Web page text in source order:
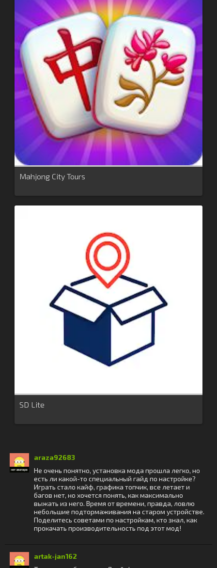
Mahjong City Tours
SD Lite
araza92683
Не очень понятно, установка мода прошла легко, но
есть ли какой-то специальный гайд по настройке?
Играть стало кайф, графика топчик, все летает и
багов нет, но хочется понять, как максимально
выжать из него. Время от времени, правда, ловлю
небольшие подтормаживания на старом устройстве.
Поделитесь советами по настройкам, кто знал, как
прокачать производительность под этот мод!
artak-jan162